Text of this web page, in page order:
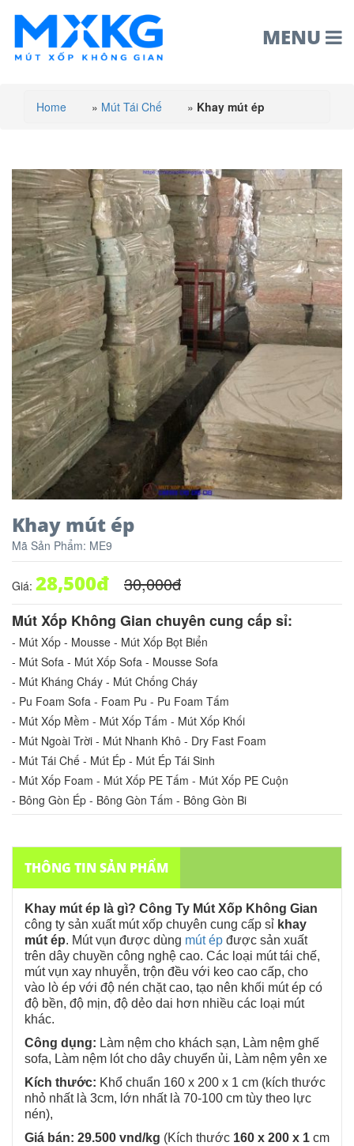
MENU
Home » Mút Tái Chế » Khay mút ép
Khay mút ép
Mã Sản Phẩm: ME9
Giá: 28,500đ 30,000đ
Mút Xốp Không Gian chuyên cung cấp sỉ:
- Mút Xốp - Mousse - Mút Xốp Bọt Biển
- Mút Sofa - Mút Xốp Sofa - Mousse Sofa
- Mút Kháng Cháy - Mút Chống Cháy
- Pu Foam Sofa - Foam Pu - Pu Foam Tấm
- Mút Xốp Mềm - Mút Xốp Tấm - Mút Xốp Khối
- Mút Ngoài Trời - Mút Nhanh Khô - Dry Fast Foam
- Mút Tái Chế - Mút Ép - Mút Ép Tái Sinh
- Mút Xốp Foam - Mút Xốp PE Tấm - Mút Xốp PE Cuộn
- Bông Gòn Ép - Bông Gòn Tấm - Bông Gòn Bi
THÔNG TIN SẢN PHẨM
Khay mút ép là gì? Công Ty Mút Xốp Không Gian
công ty sản xuất mút xốp chuyên cung cấp sỉ khay
mút ép. Mút vụn được dùng mút ép được sản xuất
trên dây chuyền công nghệ cao. Các loại mút tái chế,
mút vụn xay nhuyễn, trộn đều với keo cao cấp, cho
vào lò ép với độ nén chặt cao, tạo nên khối mút ép có
độ bền, độ mịn, độ dẻo dai hơn nhiều các loại mút
khác.
Công dụng: Làm nệm cho khách sạn, Làm nệm ghế
sofa, Làm nệm lót cho dây chuyển ủi, Làm nệm yên xe
Kích thước: Khổ chuẩn 160 x 200 x 1 cm (kích thước
nhỏ nhất là 3cm, lớn nhất là 70-100 cm tùy theo lực
nén),
Giá bán: 29.500 vnd/kg (Kích thước 160 x 200 x 1 cm